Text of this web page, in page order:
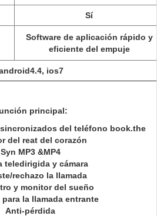
Sí
Software de aplicación rápido y
eficiente del empuje
ios7
principal:
del teléfono book.the
del reat del corazón
Syn MP3 &MP4
teledirigida y cámara
rechazo la llamada
y monitor del sueño
la llamada entrante
Anti-pérdida